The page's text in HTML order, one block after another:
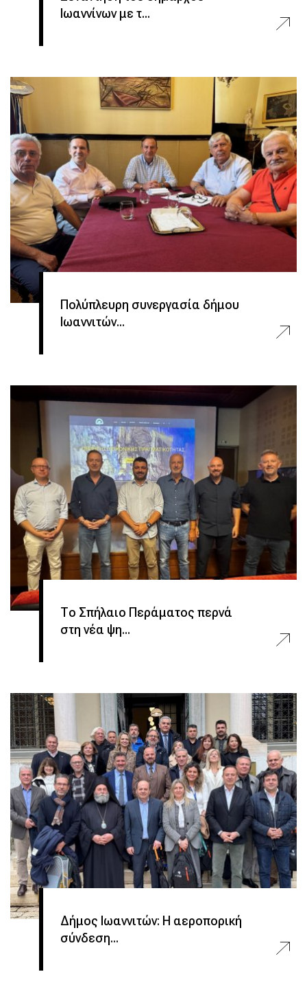
Ιωαννίνων με τ...
Πολύπλευρη συνεργασία δήμου
Ιωαννιτών...
Το Σπήλαιο Περάματος περνά
στη νέα ψη...
Δήμος Ιωαννιτών: Η αεροπορική
σύνδεση...